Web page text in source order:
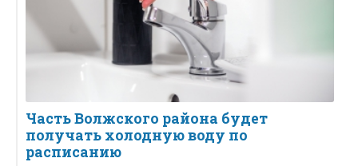
Часть Волжского района будет
получать холодную воду по
расписанию